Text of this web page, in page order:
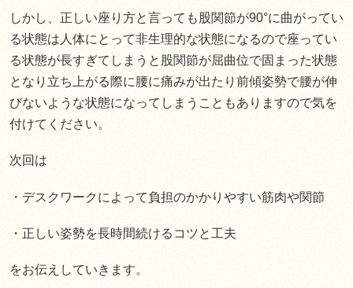
しかし、正しい座り方と言っても股関節が90°に曲がってい
る状態は人体にとって非生理的な状態になるので座ってい
る状態が長すぎてしまうと股関節が屈曲位で固まった状態
となり立ち上がる際に腰に痛みが出たり前傾姿勢で腰が伸
びないような状態になってしまうこともありますので気を
付けてください。
次回は
・デスクワークによって負担のかかりやすい筋肉や関節
・正しい姿勢を長時間続けるコツと工夫
をお伝えしていきます。